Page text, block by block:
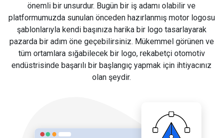
önemli bir unsurdur. Bugün bir iş adamı olabilir ve
platformumuzda sunulan önceden hazırlanmış motor logosu
şablonlarıyla kendi başınıza harika bir logo tasarlayarak
pazarda bir adım öne geçebilirsiniz. Mükemmel görünen ve
tüm ortamlara sığabilecek bir logo, rekabetçi otomotiv
endüstrisinde başarılı bir başlangıç yapmak için ihtiyacınız
olan şeydir.